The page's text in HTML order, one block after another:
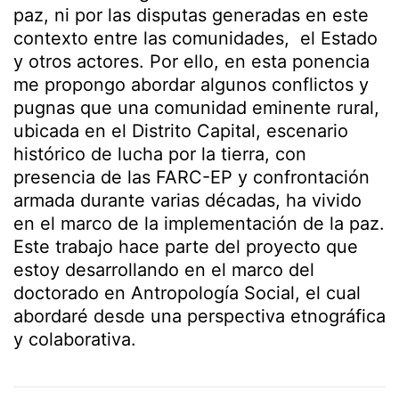
paz, ni por las disputas generadas en este
contexto entre las comunidades, el Estado
y otros actores. Por ello, en esta ponencia
me propongo abordar algunos conflictos y
pugnas que una comunidad eminente rural,
ubicada en el Distrito Capital, escenario
histórico de lucha por la tierra, con
presencia de las FARC-EP y confrontación
armada durante varias décadas, ha vivido
en el marco de la implementación de la paz.
Este trabajo hace parte del proyecto que
estoy desarrollando en el marco del
doctorado en Antropología Social, el cual
abordaré desde una perspectiva etnográfica
y colaborativa.